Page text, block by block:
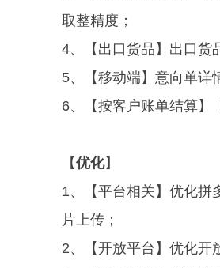
取整精度；
4、【出口货品】出口货
5、【移动端】意向单详
6、【按客户账单结算】
【优化】
1、【平台相关】优化拼
片上传；
2、【开放平台】优化开